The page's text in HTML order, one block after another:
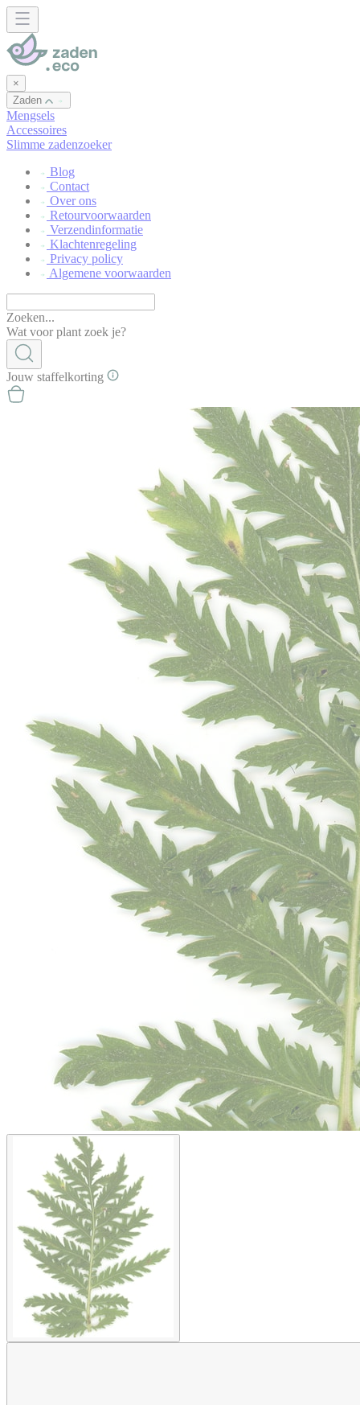
×
Zaden
Mengsels
Accessoires
Slimme zadenzoeker
Blog
Contact
Over ons
Retourvoorwaarden
Verzendinformatie
Klachtenregeling
Privacy policy
Algemene voorwaarden
Zoeken...
Wat voor plant zoek je?
Jouw staffelkorting
Cookies beheer paneel